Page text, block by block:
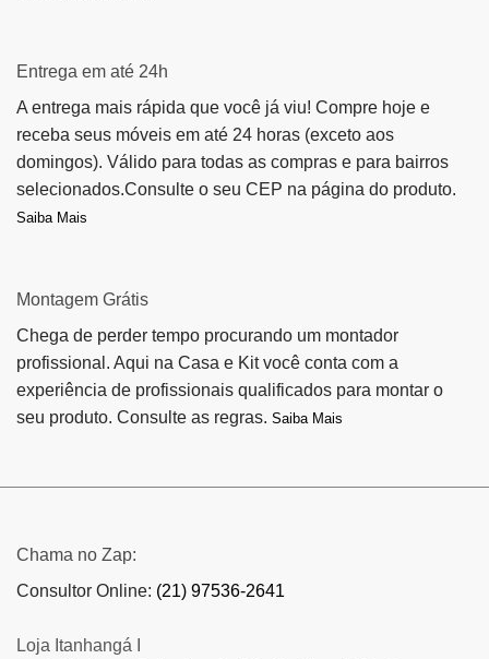
Entrega em até 24h
A entrega mais rápida que você já viu! Compre hoje e
receba seus móveis em até 24 horas (exceto aos
domingos). Válido para todas as compras e para bairros
selecionados.Consulte o seu CEP na página do produto.
Saiba Mais
Montagem Grátis
Chega de perder tempo procurando um montador
profissional. Aqui na Casa e Kit você conta com a
experiência de profissionais qualificados para montar o
seu produto. Consulte as regras. Saiba Mais
Chama no Zap:
Consultor Online: (21) 97536-2641
Loja Itanhangá I